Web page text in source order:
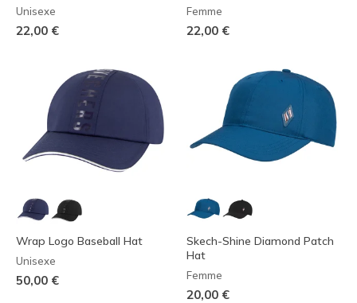
Unisexe
22,00 €
Femme
22,00 €
Wrap Logo Baseball Hat
Unisexe
50,00 €
Skech-Shine Diamond Patch
Hat
Femme
20,00 €